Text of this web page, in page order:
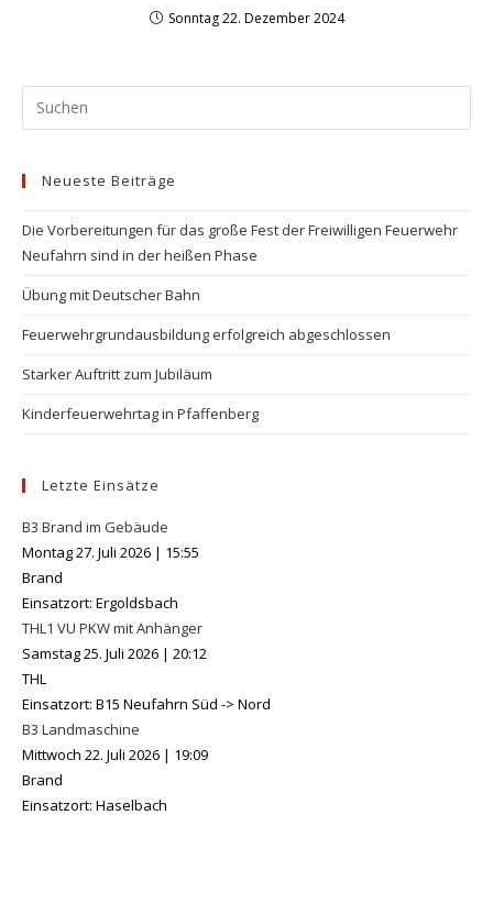
Sonntag 22. Dezember 2024
Neueste Beiträge
Die Vorbereitungen für das große Fest der Freiwilligen Feuerwehr
Neufahrn sind in der heißen Phase
Übung mit Deutscher Bahn
Feuerwehrgrundausbildung erfolgreich abgeschlossen
Starker Auftritt zum Jubiläum
Kinderfeuerwehrtag in Pfaffenberg
Letzte Einsätze
B3 Brand im Gebäude
Montag 27. Juli 2026 | 15:55
Brand
Einsatzort: Ergoldsbach
THL1 VU PKW mit Anhänger
Samstag 25. Juli 2026 | 20:12
THL
Einsatzort: B15 Neufahrn Süd -> Nord
B3 Landmaschine
Mittwoch 22. Juli 2026 | 19:09
Brand
Einsatzort: Haselbach